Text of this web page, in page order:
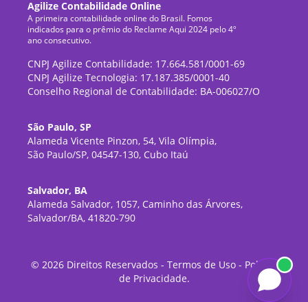
Agilize Contabilidade Online
A primeira contabilidade online do Brasil. Fomos
indicados para o prêmio do Reclame Aqui 2024 pelo 4º
ano consecutivo.
CNPJ Agilize Contabilidade: 17.664.581/0001-69
CNPJ Agilize Tecnologia: 17.187.385/0001-40
Conselho Regional de Contabilidade: BA-006027/O
São Paulo, SP
Alameda Vicente Pinzon, 54, Vila Olímpia,
São Paulo/SP, 04547-130, Cubo Itaú
Salvador, BA
Alameda Salvador, 1057, Caminho das Árvores,
Salvador/BA, 41820-790
© 2026Direitos Reservados - Termos de Uso- Política
de Privacidade.